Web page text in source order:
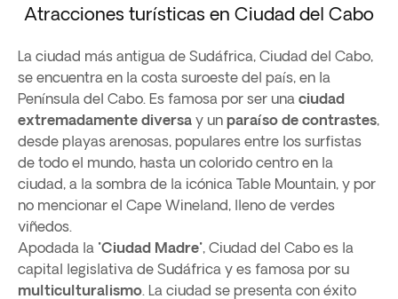
Atracciones turísticas en Ciudad del Cabo
La ciudad más antigua de Sudáfrica, Ciudad del Cabo,
se encuentra en la costa suroeste del país, en la
Península del Cabo. Es famosa por ser una ciudad
extremadamente diversa y un paraíso de contrastes,
desde playas arenosas, populares entre los surfistas
de todo el mundo, hasta un colorido centro en la
ciudad, a la sombra de la icónica Table Mountain, y por
no mencionar el Cape Wineland, lleno de verdes
viñedos.
Apodada la "Ciudad Madre", Ciudad del Cabo es la
capital legislativa de Sudáfrica y es famosa por su
multiculturalismo. La ciudad se presenta con éxito